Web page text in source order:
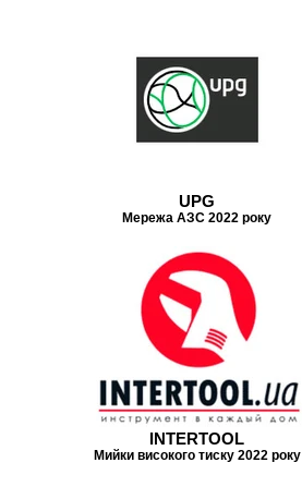
UPG
Мережа АЗС 2022 року
INTERTOOL
Мийки високого тиску 2022 року